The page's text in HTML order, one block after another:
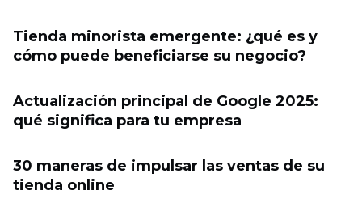
Tienda minorista emergente: ¿qué es y
cómo puede beneficiarse su negocio?
Actualización principal de Google 2025:
qué significa para tu empresa
30 maneras de impulsar las ventas de su
tienda online